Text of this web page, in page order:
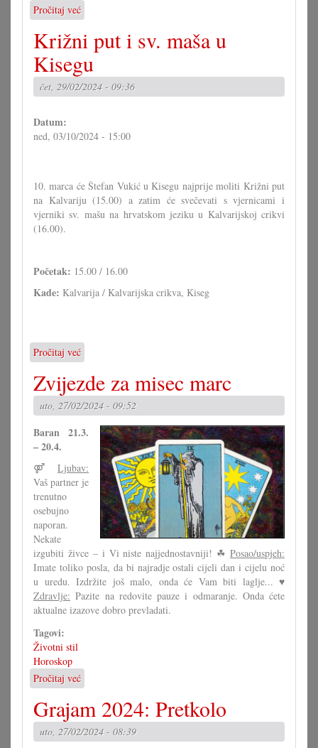
Pročitaj već
Branko
Kornfeind
navršio
18.
rodjendan
Križni put i sv. maša u
Kisegu
čet, 29/02/2024 - 09:36
Datum:
ned, 03/10/2024 - 15:00
10. marca će Štefan Vukić u Kisegu najprije moliti Križni put
na Kalvariju (15.00) a zatim će svečevati s vjernicami i
vjerniki sv. mašu na hrvatskom jeziku u Kalvarijskoj crikvi
(16.00).
Početak: 15.00 / 16.00
Kade: Kalvarija / Kalvarijska crikva, Kiseg
Pročitaj već
Križni
put
i
sv.
maša
u
Kisegu
Zvijezde za misec marc
uto, 27/02/2024 - 09:52
Baran 21.3.
– 20.4.
⚤ Ljubav:
Vaš partner je
trenutno
osebujno
naporan.
Nekate
izgubiti živce – i Vi niste najjednostavniji! ☘ Posao/uspjeh:
Imate toliko posla, da bi najradje ostali cijeli dan i cijelu noć
u uredu. Izdržite još malo, onda će Vam biti laglje... ♥
Zdravlje: Pazite na redovite pauze i odmaranje. Onda ćete
aktualne izazove dobro prevladati.
Tagovi:
Životni stil
Horoskop
Pročitaj već
Zvijezde
za
misec
marc
Grajam 2024: Pretkolo
uto, 27/02/2024 - 08:39